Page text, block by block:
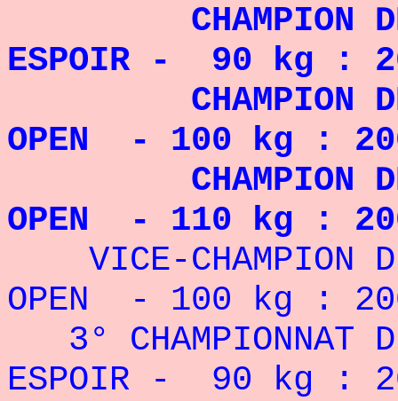
CHAMPION DE
ESPOIR - 90 kg :
CHAMPION DE
OPEN - 100 kg :
CHAMPION DE
OPEN - 110 kg :
VICE-CHAMPION
OPEN - 100 kg :
3° CHAMPIONNAT
ESPOIR - 90 kg :